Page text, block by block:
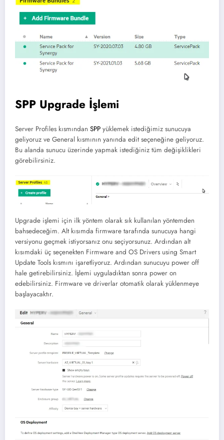
SPP Upgrade İşlemi
Server Profiles kısmından SPP yüklemek istediğimiz sunucuya
geliyoruz ve General kısmının yanında edit seçeneğine geliyoruz.
Bu alanda sunucu üzerinde yapmak istediğiniz tüm değişiklikleri
görebilirsiniz.
Upgrade işlemi için ilk yöntem olarak sık kullanılan yöntemden
bahsedeceğim. Alt kısımda firmware tarafında sunucuya hangi
versiyonu geçmek istiyorsanız onu seçiyorsunuz. Ardından alt
kısımdaki üç seçenekten Firmware and OS Drivers using Smart
Update Tools kısmını işaretliyoruz. Ardından sunucuyu power off
hale getirebilirsiniz. İşlemi uyguladıktan sonra power on
edebilirsiniz. Firmware ve driverlar otomatik olarak yüklenmeye
başlayacaktır.